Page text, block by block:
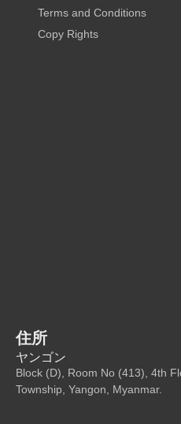
Terms and Conditions
Copy Rights
住所
ヤンゴン
Block (D), Room No (413), 4th
Township, Yangon, Myanmar.